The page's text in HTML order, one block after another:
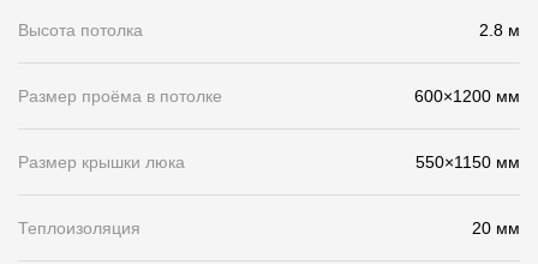
Чертежи
Фото объектов
Вопрос-ответ/Faq
Высота потолка 2.8 м
Размер проёма в потолке 600×1200 мм
Размер крышки люка 550×1150 мм
Теплоизоляция 20 мм